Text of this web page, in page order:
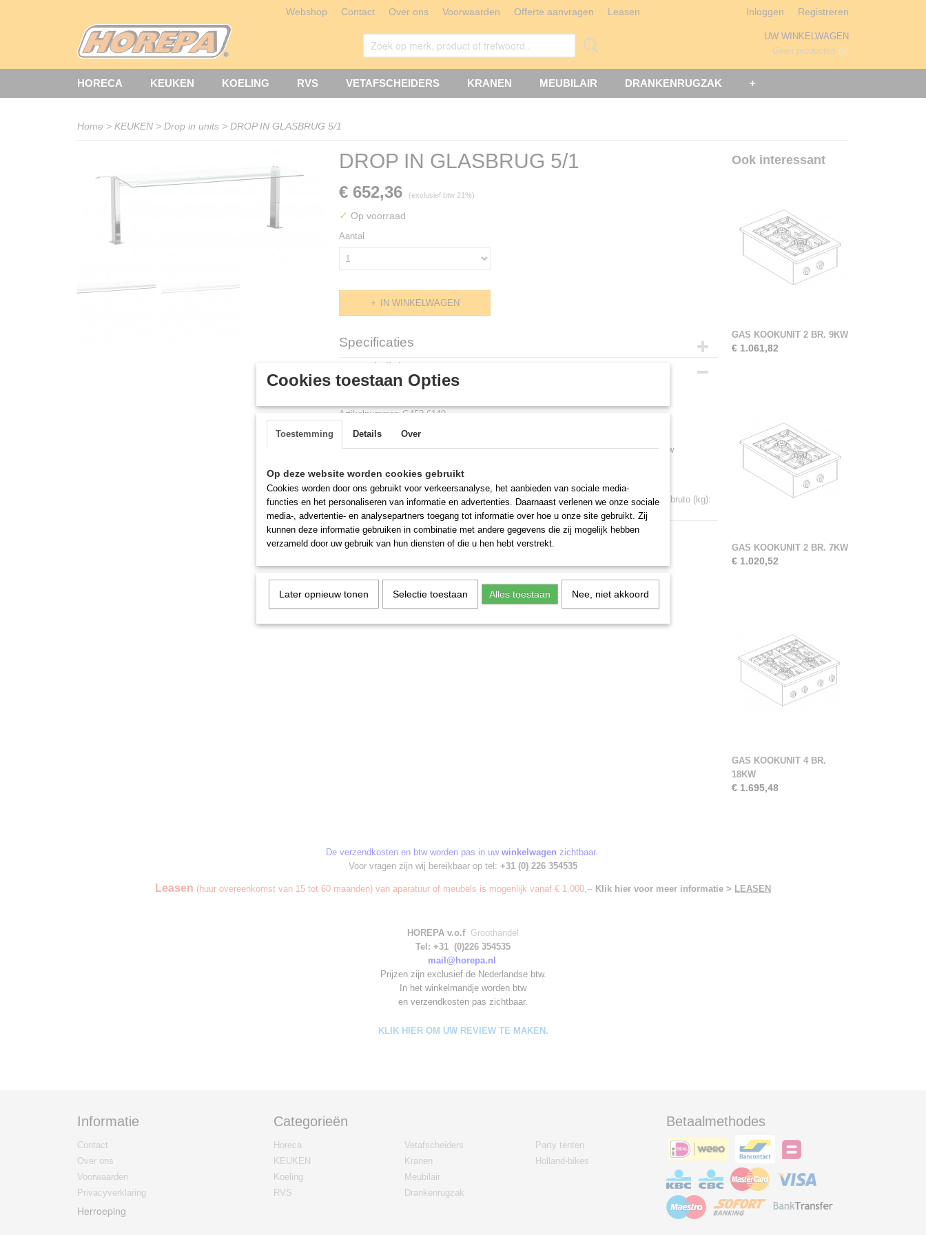
Webshop Contact Over ons Voorwaarden Offerte aanvragen Leasen Inloggen Registreren
UW WINKELWAGEN
Geen producten (0)
HORECA KEUKEN KOELING RVS VETAFSCHEIDERS KRANEN MEUBILAIR DRANKENRUGZAK +
Home > KEUKEN > Drop in units > DROP IN GLASBRUG 5/1
DROP IN GLASBRUG 5/1
€ 652,36 (exclusief btw 21%)
✓ Op voorraad
Aantal
IN WINKELWAGEN
Specificaties
Productcode
Omschrijving
Artikelnummer: G452.6140
Wij hebben elk toestel ook in een drop-in uitvoering. U kan deze zelf inbouwen in uw
DROP IN GLASBRUG 5/1
Type: 5x 1/1 GN Breedte (mm): 1819 Diepte (mm): 450 Hoogte (mm): 437 Gewicht bruto (kg):
18,2
Ook interessant
GAS KOOKUNIT 2 BR. 9KW
€ 1.061,82
GAS KOOKUNIT 2 BR. 7KW
€ 1.020,52
GAS KOOKUNIT 4 BR.
18KW
€ 1.695,48
De verzendkosten en btw worden pas in uw winkelwagen zichtbaar.
Voor vragen zijn wij bereikbaar op tel: +31 (0) 226 354535
Leasen (huur overeenkomst van 15 tot 60 maanden) van aparatuur of meubels is mogenlijk vanaf € 1.000,-- Klik hier voor meer informatie > LEASEN
HOREPA v.o.f Groothandel
Tel: +31 (0)226 354535
mail@horepa.nl
Prijzen zijn exclusief de Nederlandse btw.
In het winkelmandje worden btw
en verzendkosten pas zichtbaar.
KLIK HIER OM UW REVIEW TE MAKEN.
Informatie
Contact
Over ons
Voorwaarden
Privacyverklaring
Herroeping
Categorieën
Horeca
KEUKEN
Koeling
RVS
Vetafscheiders
Kranen
Meubilair
Drankenrugzak
Party tenten
Holland-bikes
Betaalmethodes
Cookies toestaan Opties
Toestemming Details Over
Op deze website worden cookies gebruikt
Cookies worden door ons gebruikt voor verkeersanalyse, het aanbieden van sociale media-
functies en het personaliseren van informatie en advertenties. Daarnaast verlenen we onze sociale
media-, advertentie- en analysepartners toegang tot informatie over hoe u onze site gebruikt. Zij
kunnen deze informatie gebruiken in combinatie met andere gegevens die zij mogelijk hebben
verzameld door uw gebruik van hun diensten of die u hen hebt verstrekt.
Later opnieuw tonen Selectie toestaan Alles toestaan Nee, niet akkoord